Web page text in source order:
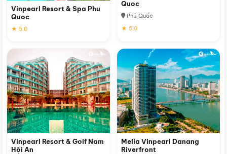
Vinpearl Resort & Spa Phu
Quoc
★ 5.0
Quoc
Phú Quốc
★ 5.0
Vinpearl Resort & Golf Nam
Hội An
Melia Vinpearl Danang
Riverfront